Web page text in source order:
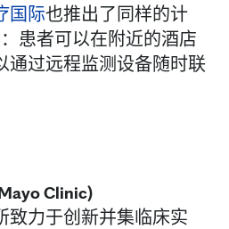
国际也推出了同样的计
患者可以在附近的酒店
通过远程监测设备随时联
Clinic)
致力于创新并集临床实